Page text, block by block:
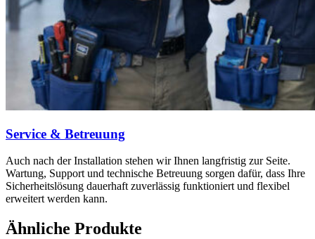
Service & Betreuung
Auch nach der Installation stehen wir Ihnen langfristig zur Seite.
Wartung, Support und technische Betreuung sorgen dafür, dass Ihre
Sicherheitslösung dauerhaft zuverlässig funktioniert und flexibel
erweitert werden kann.
Ähnliche Produkte